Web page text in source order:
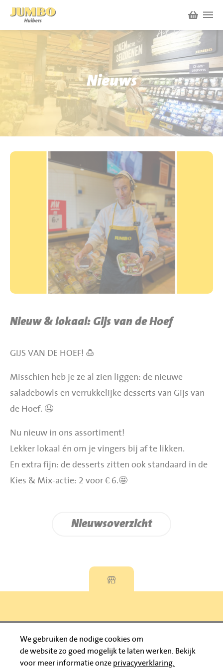
Winkels
P.W.A. Park
Bruïneplein
Nieuws
Acties
Werken bij Jumbo Huibers
Vacatures en Solliciteren
Werken en leren
BBQ gigant webshop
Jumbo Huibers Specials
Nieuws
Nieuw & lokaal: Gijs van de Hoef
GIJS VAN DE HOEF! 🍮
Misschien heb je ze al zien liggen: de nieuwe
saladebowls en verrukkelijke desserts van Gijs van
de Hoef. 🤤
Nu nieuw in ons assortiment!
Lekker lokaal én om je vingers bij af te likken.
En extra fijn: de desserts zitten ook standaard in de
Kies & Mix-actie: 2 voor € 6.🤩
Nieuwsoverzicht
Privacyverklaring
© 2026 Jumbo Huibers
We gebruiken de nodige cookies om
de website zo goed mogelijk te laten werken.
Bekijk
voor meer informatie onze privacyverklaring.